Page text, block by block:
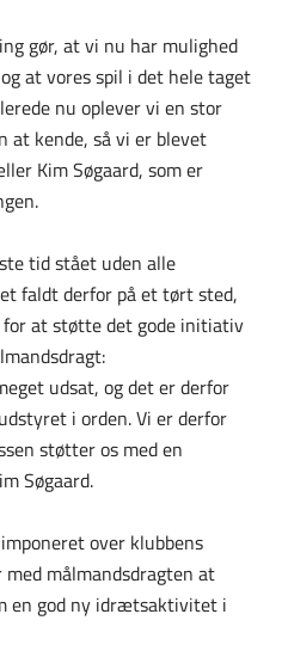
gør, at vi nu har mulighed
at vores spil i det hele taget
nu oplever vi en stor
kende, så vi er blevet
Kim Søgaard, som er
tid stået uden alle
faldt derfor på et tørt sted,
for at støtte det gode initiativ
udsat, og det er derfor
i orden. Vi er derfor
støtter os med en
Søgaard.
over klubbens
målmandsdragten at
en god ny idrætsaktivitet i